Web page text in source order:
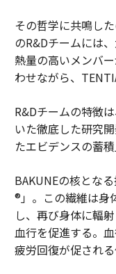
その哲学に共鳴し
のR&Dチームには
熱量の高いメンバ
わせながら、
R&Dチームの特徴
いた徹底した研究
たエビデンスの蓄積
BAKUNEの核とな
®」。この繊維は身
し、再び身体に輻
血行を促進する。
疲労回復が促される